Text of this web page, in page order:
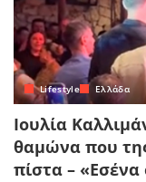
Lifestyle Ελλάδα
Ιουλία
θαμώνα που
πίστα – «Εσένα